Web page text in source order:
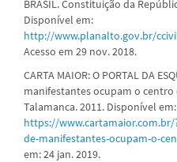
BRASIL. Constituição da
Disponível em:
http://www.planalto.gov.br/
Acesso em 29 nov. 2018.
CARTA MAIOR: O PORTAL DA
manifestantes ocupam o centro
Talamanca. 2011. Disponível em:
https://
de-manifestantes-ocupam-o-
em: 24 jan. 2019.